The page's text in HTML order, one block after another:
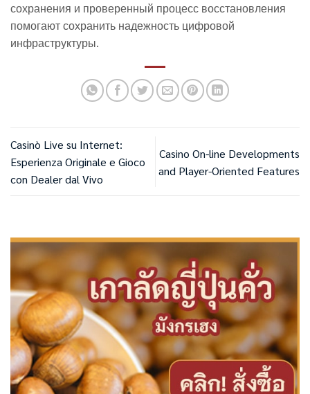
сохранения и проверенный процесс восстановления
помогают сохранить надежность цифровой
инфраструктуры.
Casinò Live su Internet:
Esperienza Originale e Gioco
con Dealer dal Vivo
Casino On-line Developments
and Player-Oriented Features